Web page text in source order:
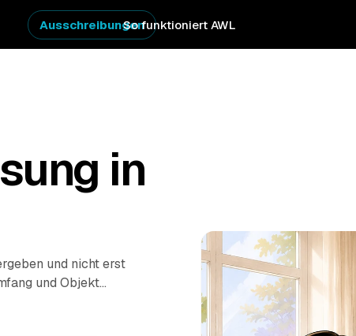
So funktioniert AWL
Ausschreibungen
in
und nicht erst
und Objekt
Anbieter zum